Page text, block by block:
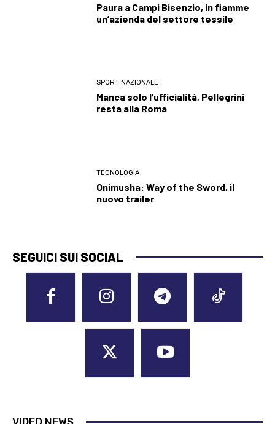
Paura a Campi Bisenzio, in fiamme
un’azienda del settore tessile
SPORT NAZIONALE
Manca solo l’ufficialità, Pellegrini
resta alla Roma
TECNOLOGIA
Onimusha: Way of the Sword, il
nuovo trailer
SEGUICI SUI SOCIAL